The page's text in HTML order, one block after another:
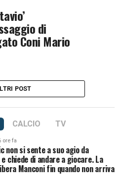
di
Coni Mario
POST
CALCIO TV
ore fa
non si sente a suo agio da
chiede di andare a giocare. La
Manconi fin quando non arriva